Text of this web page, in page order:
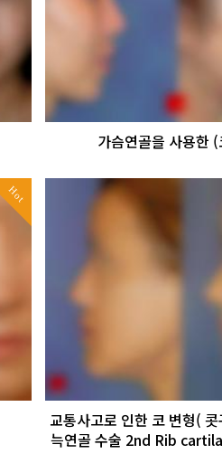
가슴연골을 사용한
Hot
교통사고로 인한 코 변형(
늑연골 수술 2nd Rib